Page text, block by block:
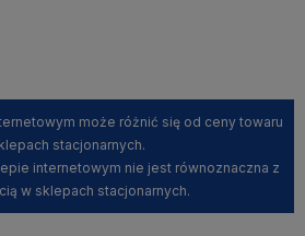
może różnić się od ceny towaru
stacjonarnych.
internetowym nie jest równoznaczna z
w sklepach stacjonarnych.